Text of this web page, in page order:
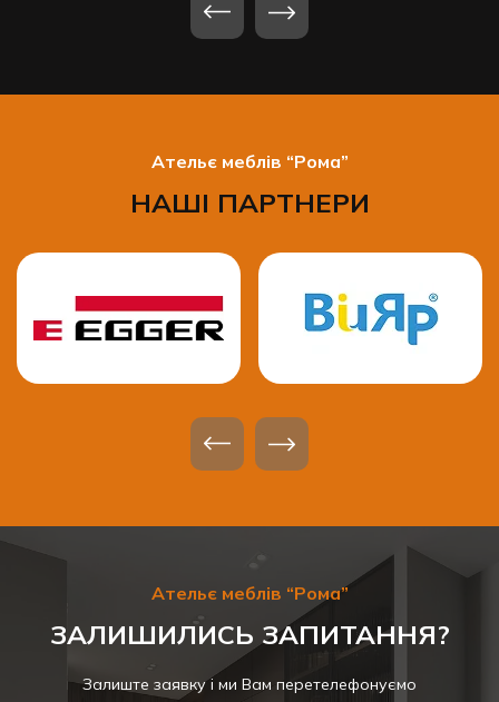
Ательє меблів “Рома”
НАШІ ПАРТНЕРИ
Ательє меблів “Рома”
ЗАЛИШИЛИСЬ ЗАПИТАННЯ?
Залиште заявку і ми Вам перетелефонуємо